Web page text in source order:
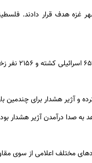
غزه هدف قرار دادند.
و آژیر هشدار برای چندمین
صدا درآمدن آژیر هشدار
مختلف اعلامی از سوی